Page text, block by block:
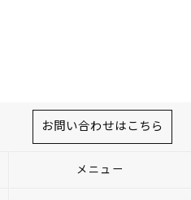
お問い合わせはこちら
メニュー